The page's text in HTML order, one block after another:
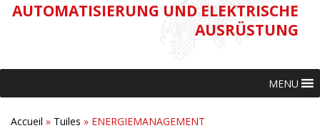
AUTOMATISIERUNG UND ELEKTRISCHE
AUSRÜSTUNG
MENU
Accueil » Tuiles » ENERGIEMANAGEMENT